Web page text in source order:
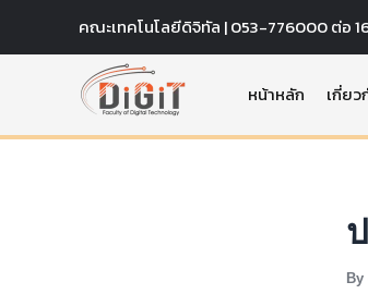
คณะเทคโนโลยีดิจิทัล | 053-776000 ต่อ
หน้าหลัก เกี่ยว
By